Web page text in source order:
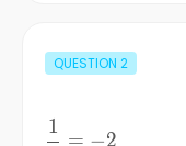
QUESTION 2
\frac{1}
1
= −2